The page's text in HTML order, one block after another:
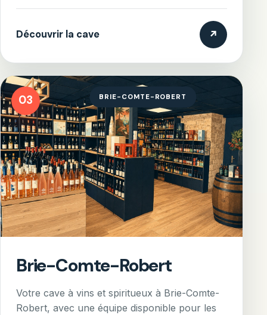
Découvrir la cave ↗
03 BRIE-COMTE-ROBERT
Brie-Comte-Robert
Votre cave à vins et spiritueux à Brie-Comte-
Robert, avec une équipe disponible pour les